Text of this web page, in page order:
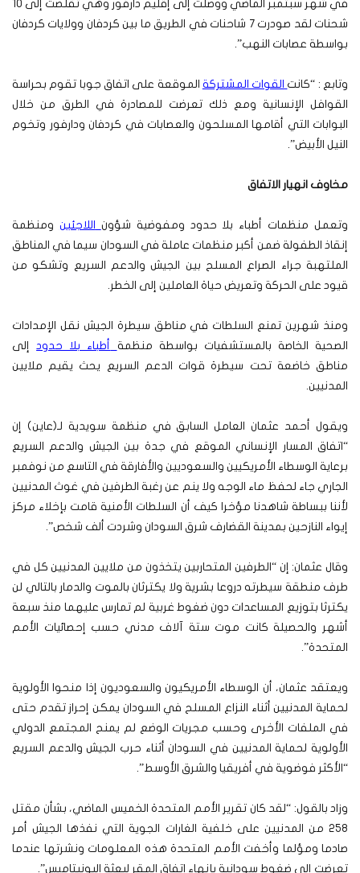
في شهر سبتمبر الماضي ووصلت إلى إقليم دارفور وهي تقلصت إلى 10
شحنات لقد صودرت 7 شاحنات في الطريق ما بين كردفان وولايات كردفان
بواسطة عصابات النهب”.
وتابع : “كانت القوات المشتركة الموقعة على اتفاق جوبا تقوم بحراسة
القوافل الإنسانية ومع ذلك تعرضت للمصادرة في الطرق من خلال
البوابات التي أقامها المسلحون والعصابات في كردفان ودارفور وتخوم
النيل الأبيض”.
مخاوف انهيار الاتفاق
وتعمل منظمات أطباء بلا حدود ومفوضية شؤون اللاجئين ومنظمة
إنقاذ الطفولة ضمن أكبر منظمات عاملة في السودان سيما في المناطق
الملتهبة جراء الصراع المسلح بين الجيش والدعم السريع وتشكو من
قيود على الحركة وتعريض حياة العاملين إلى الخطر.
ومنذ شهرين تمنع السلطات في مناطق سيطرة الجيش نقل الإمدادات
الصحية الخاصة بالمستشفيات بواسطة منظمة
أطباء بلا حدود إلى
مناطق خاضعة تحت سيطرة قوات الدعم السريع يحث يقيم ملايين
المدنيين.
ويقول أحمد عثمان العامل السابق في منظمة سويدية لـ(عاين) إن
“اتفاق المسار الإنساني الموقع في جدة بين الجيش والدعم السريع
برعاية الوسطاء الأمريكيين والسعوديين والأفارقة في التاسع من نوفمبر
الجاري جاء لحفظ ماء الوجه ولا ينم عن رغبة الطرفين في غوث المدنيين
لأننا ببساطة شاهدنا مؤخرا كيف أن السلطات الأمنية قامت بإخلاء مركز
إيواء النازحين بمدينة القضارف شرق السودان وشردت ألف شخص”.
وقال عثمان: إن “الطرفين المتحاربين يتخذون من ملايين المدنيين كل في
طرف منطقة سيطرته دروعا بشرية ولا يكترثان بالموت والدمار بالتالي لن
يكترثا بتوزيع المساعدات دون ضغوط غربية لم تمارس عليهما منذ سبعة
أشهر والحصيلة كانت موت ستة آلاف مدني حسب إحصائيات الأمم
المتحدة”.
ويعتقد عثمان، أن الوسطاء الأمريكيون والسعوديون إذا منحوا الأولوية
لحماية المدنيين أثناء النزاع المسلح في السودان يمكن إحراز تقدم حتى
في الملفات الأخرى وحسب مجريات الوضع لم يمنح المجتمع الدولي
الأولوية لحماية المدنيين في السودان أثناء حرب الجيش والدعم السريع
“الأكثر فوضوية في أفريقيا والشرق الأوسط”.
وزاد بالقول: “لقد كان تقرير الأمم المتحدة الخميس الماضي، بشأن مقتل
258 من المدنيين على خلفية الغارات الجوية التي نفذها الجيش أمر
صادما ومؤلما وأخفت الأمم المتحدة هذه المعلومات ونشرتها عندما
تعرضت إلى ضغوط سودانية بإنهاء اتفاق المقر لبعثة اليونيتاميس”.